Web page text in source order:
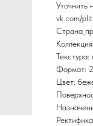
Уточнить
vk.com/
Формат:
Цвет: